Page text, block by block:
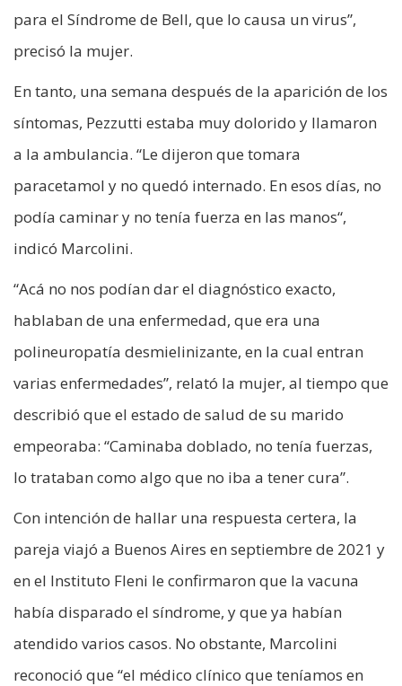
para el Síndrome de Bell, que lo causa un virus”,
precisó la mujer.
En tanto, una semana después de la aparición de los
síntomas, Pezzutti estaba muy dolorido y llamaron
a la ambulancia. “Le dijeron que tomara
paracetamol y no quedó internado. En esos días, no
podía caminar y no tenía fuerza en las manos“,
indicó Marcolini.
“Acá no nos podían dar el diagnóstico exacto,
hablaban de una enfermedad, que era una
polineuropatía desmielinizante, en la cual entran
varias enfermedades”, relató la mujer, al tiempo que
describió que el estado de salud de su marido
empeoraba: “Caminaba doblado, no tenía fuerzas,
lo trataban como algo que no iba a tener cura”.
Con intención de hallar una respuesta certera, la
pareja viajó a Buenos Aires en septiembre de 2021 y
en el Instituto Fleni le confirmaron que la vacuna
había disparado el síndrome, y que ya habían
atendido varios casos. No obstante, Marcolini
reconoció que “el médico clínico que teníamos en